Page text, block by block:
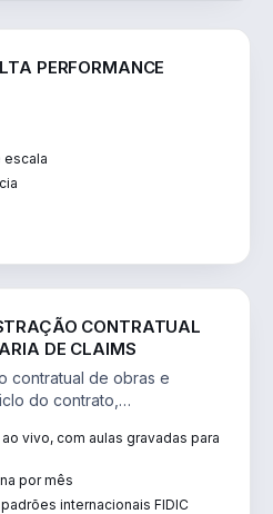
PERFORMANCE
escala
CONTRATUAL
DE CLAIMS
contratual de obras e
do contrato,
vivo, com aulas gravadas para
por mês
internacionais FIDIC